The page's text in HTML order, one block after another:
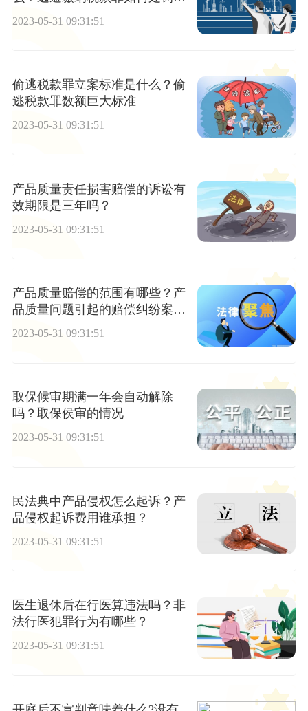
2023-05-31 09:31:51
偷逃税款罪立案标准是什么？偷
逃税款罪数额巨大标准
2023-05-31 09:31:51
产品质量责任损害赔偿的诉讼有
效期限是三年吗？
2023-05-31 09:31:51
产品质量赔偿的范围有哪些？产
品质量问题引起的赔偿纠纷案件
应提供哪些证据？
2023-05-31 09:31:51
取保候审期满一年会自动解除
吗？取保侯审的情况
2023-05-31 09:31:51
民法典中产品侵权怎么起诉？产
品侵权起诉费用谁承担？
2023-05-31 09:31:51
医生退休后在行医算违法吗？非
法行医犯罪行为有哪些？
2023-05-31 09:31:51